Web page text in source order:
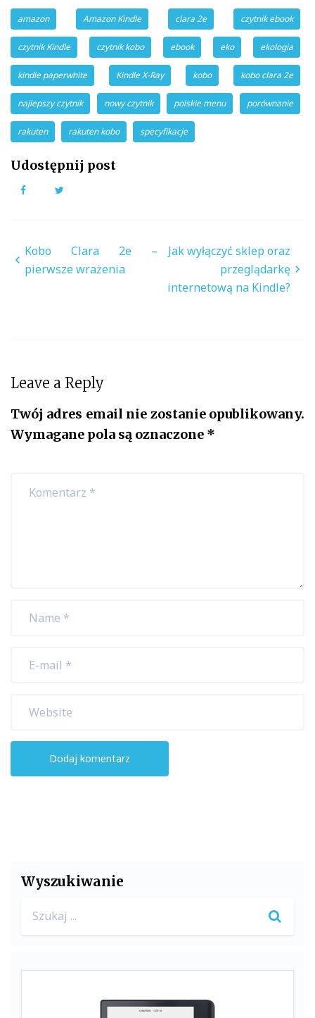
amazon Amazon Kindle clara 2e czytnik ebook
czytnik Kindle czytnik kobo ebook eko ekologia
kindle paperwhite Kindle X-Ray kobo kobo clara 2e
najlepszy czytnik nowy czytnik polskie menu porównanie
rakuten rakuten kobo specyfikacje
Udostępnij post
Facebook
Nawigacja
wpisu
Kobo Clara 2e –
pierwsze wrażenia
Jak wyłączyć sklep oraz
przeglądarkę
internetową na Kindle?
Leave a Reply
Twój adres email nie zostanie opublikowany.
Wymagane pola są oznaczone *
Wyszukiwanie
for: